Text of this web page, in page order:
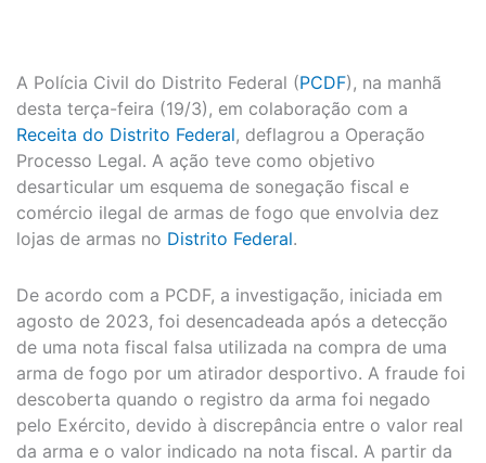
A Polícia Civil do Distrito Federal (PCDF), na manhã
desta terça-feira (19/3), em colaboração com a
Receita do Distrito Federal, deflagrou a Operação
Processo Legal. A ação teve como objetivo
desarticular um esquema de sonegação fiscal e
comércio ilegal de armas de fogo que envolvia dez
lojas de armas no Distrito Federal.
De acordo com a PCDF, a investigação, iniciada em
agosto de 2023, foi desencadeada após a detecção
de uma nota fiscal falsa utilizada na compra de uma
arma de fogo por um atirador desportivo. A fraude foi
descoberta quando o registro da arma foi negado
pelo Exército, devido à discrepância entre o valor real
da arma e o valor indicado na nota fiscal. A partir da